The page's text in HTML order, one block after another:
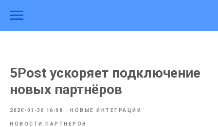
5Post ускоряет подключение
новых партнёров
2020-01-30 16:08 НОВЫЕ ИНТЕГРАЦИИ
НОВОСТИ ПАРТНЕРОВ